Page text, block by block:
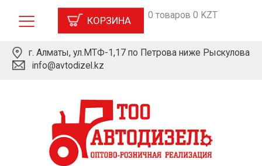
КОРЗИНА 0 товаров 0 KZT
г. Алматы, ул.МТФ-1,17 по Петрова ниже Рыскулова
info@avtodizel.kz